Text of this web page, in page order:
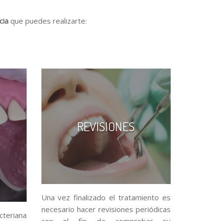
que puedes realizarte:
REVISIONES
Una vez finalizado el tratamiento es
necesario hacer revisiones periódicas